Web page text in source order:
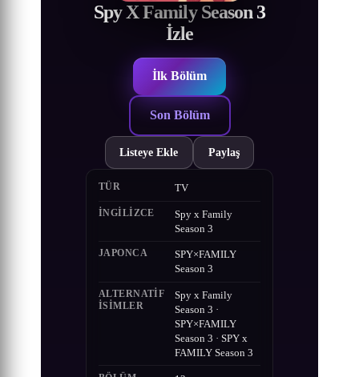
Spy X Family Season 3
İzle
İlk Bölüm
Son Bölüm
Listeye Ekle Paylaş
TÜR TV
İNGILIZCE
Spy x Family
Season 3
JAPONCA
SPY×FAMILY
Season 3
ALTERNATIF
ISIMLER
Spy x Family
Season 3 ·
SPY×FAMILY
Season 3 · SPY x
FAMILY Season 3